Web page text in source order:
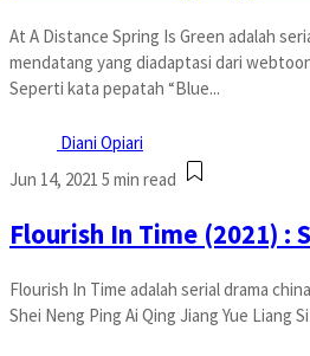
At A Distance Spring Is Green adalah
mendatang yang diadaptasi dari
Seperti kata pepatah “Blue...
Diani Opiari
Jun 14, 2021 5 min read
Flourish In Time (2021) :
Flourish In Time adalah serial drama
Shei Neng Ping Ai Qing Jiang Yue Liang